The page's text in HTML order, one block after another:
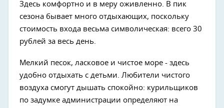
Здесь комфортно и в меру оживленно. В пик
сезона бывает много отдыхающих, поскольку
стоимость входа весьма символическая: всего 30
рублей за весь день.
Мелкий песок, ласковое и чистое море - здесь
удобно отдыхать с детьми. Любители чистого
воздуха смогут дышать спокойно: курильщиков
по задумке администрации определяют на